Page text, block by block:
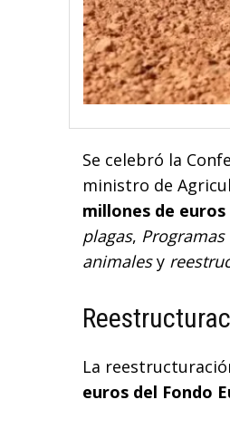
Se celebró la
ministro de
millones de
plagas,
animalesy
La
euros del Fondo